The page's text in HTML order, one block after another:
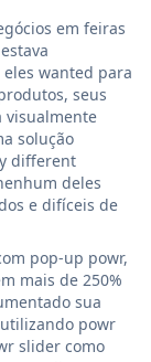
em feiras
wanted para
seus
visualmente
solução
different
deles
e difíceis de
pop-up powr,
mais de 250%
sua
powr
slider como